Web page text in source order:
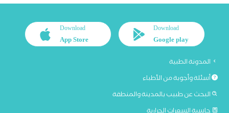
Download
Google play
Download
App Store
المدونة الطبية
أسئلة وأجوبة من الأطباء
البحث عن طبيب بالمدينة والمنطقة